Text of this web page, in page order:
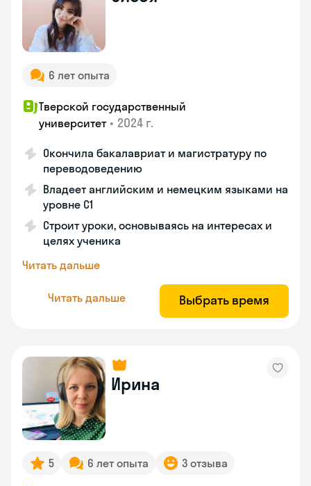
6 лет опыта
Тверской государственный
университет • 2024 г.
Окончила бакалавриат и магистратуру по
переводоведению
Владеет английским и немецким языками на
уровне C1
Строит уроки, основываясь на интересах и
целях ученика
Читать дальше
Читать дальше Выбрать время
Ирина
5 6 лет опыта 3 отзыва